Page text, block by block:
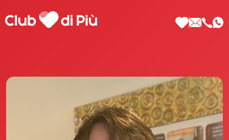
Scopri Club di Più
Le testimonianze Club di Più